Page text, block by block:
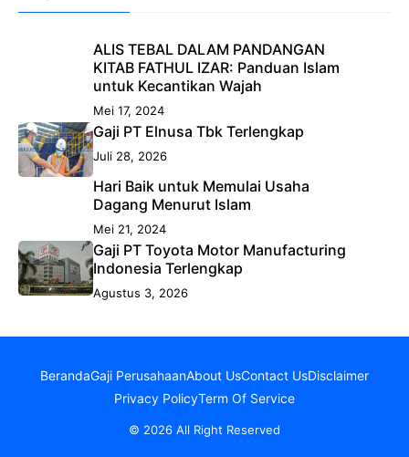
ALIS TEBAL DALAM PANDANGAN
KITAB FATHUL IZAR: Panduan Islam
untuk Kecantikan Wajah
Mei 17, 2024
Gaji PT Elnusa Tbk Terlengkap
Juli 28, 2026
Hari Baik untuk Memulai Usaha
Dagang Menurut Islam
Mei 21, 2024
Gaji PT Toyota Motor Manufacturing
Indonesia Terlengkap
Agustus 3, 2026
BerandaGaji PerusahaanAbout UsContact UsDisclaimer
Privacy PolicyTerm Of Service
© 2026 All Right Reserved